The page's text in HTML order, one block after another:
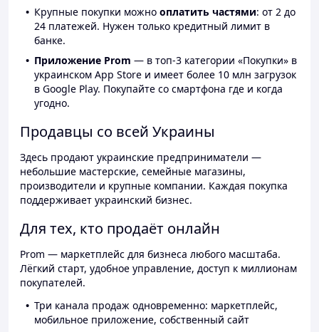
Крупные покупки можно оплатить частями: от 2 до
24 платежей. Нужен только кредитный лимит в
банке.
Приложение Prom — в топ-3 категории «Покупки» в
украинском App Store и имеет более 10 млн загрузок
в Google Play. Покупайте со смартфона где и когда
угодно.
Продавцы со всей Украины
Здесь продают украинские предприниматели —
небольшие мастерские, семейные магазины,
производители и крупные компании. Каждая покупка
поддерживает украинский бизнес.
Для тех, кто продаёт онлайн
Prom — маркетплейс для бизнеса любого масштаба.
Лёгкий старт, удобное управление, доступ к миллионам
покупателей.
Три канала продаж одновременно: маркетплейс,
мобильное приложение, собственный сайт